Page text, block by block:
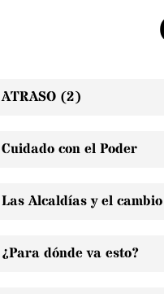
ATRASO (2)
Cuidado con el Poder
Las Alcaldías y el cambio
¿Para dónde va esto?